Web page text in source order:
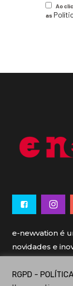
Ao
as
e-newvation é
novidades e
RGPD -